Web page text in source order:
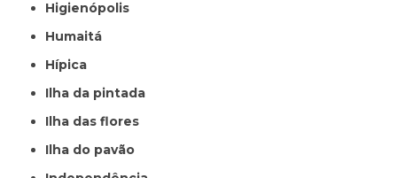
Higienópolis
Humaitá
Hípica
Ilha da pintada
Ilha das flores
Ilha do pavão